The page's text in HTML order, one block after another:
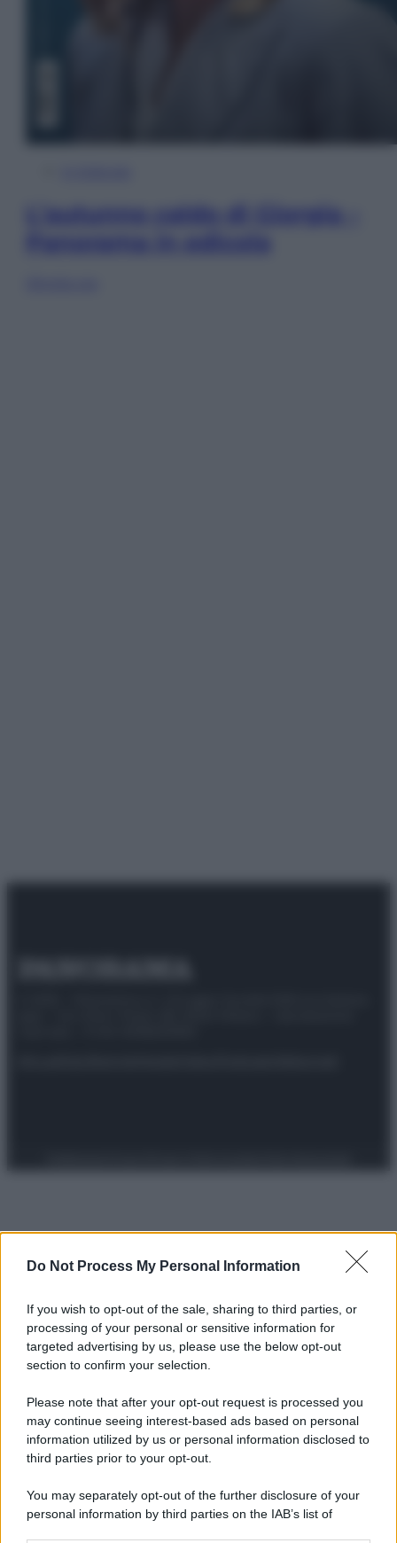
Do Not Process My Personal Information
If you wish to opt-out of the sale, sharing to third parties, or
processing of your personal or sensitive information for
targeted advertising by us, please use the below opt-out
section to confirm your selection.
Please note that after your opt-out request is processed you
may continue seeing interest-based ads based on personal
information utilized by us or personal information disclosed to
third parties prior to your opt-out.
You may separately opt-out of the further disclosure of your
personal information by third parties on the IAB’s list of
L’autunno caldo di Giorgia –